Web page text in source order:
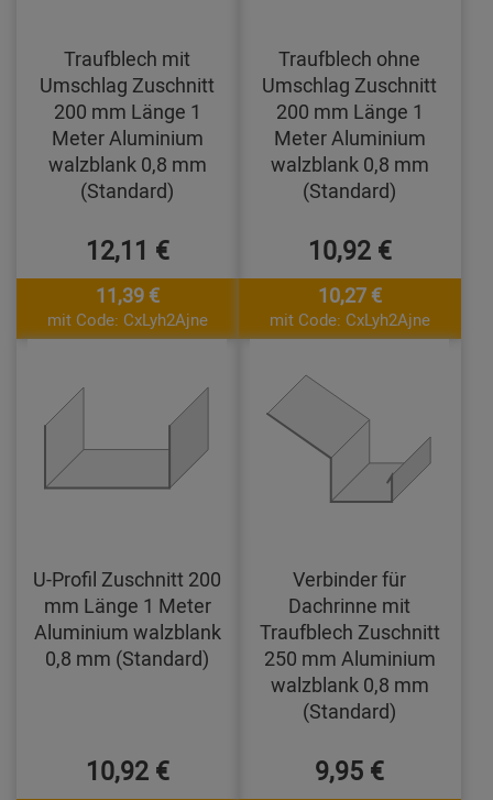
Traufblech mit
Umschlag Zuschnitt
200 mm Länge 1
Meter Aluminium
walzblank 0,8 mm
(Standard)
12,11 €
11,39 €
mit Code: CxLyh2Ajne
Traufblech ohne
Umschlag Zuschnitt
200 mm Länge 1
Meter Aluminium
walzblank 0,8 mm
(Standard)
10,92 €
10,27 €
mit Code: CxLyh2Ajne
U-Profil Zuschnitt 200
mm Länge 1 Meter
Aluminium walzblank
0,8 mm (Standard)
10,92 €
Verbinder für
Dachrinne mit
Traufblech Zuschnitt
250 mm Aluminium
walzblank 0,8 mm
(Standard)
9,95 €